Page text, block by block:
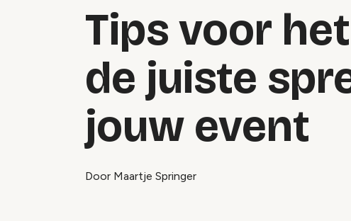
Tips voor
de juiste
jouw event
Door Maartje Springer